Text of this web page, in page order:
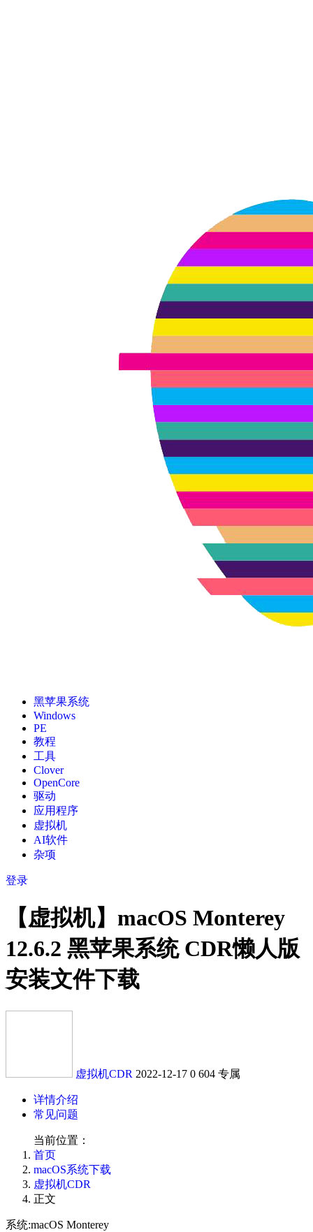
黑苹果系统
Windows
PE
教程
工具
Clover
OpenCore
驱动
应用程序
虚拟机
AI软件
杂项
登录
【虚拟机】macOS Monterey
12.6.2 黑苹果系统 CDR懒人版
安装文件下载
虚拟机CDR 2022-12-17 0 604 专属
详情介绍
常见问题
当前位置：
首页
macOS系统下载
虚拟机CDR
正文
系统:macOS Monterey